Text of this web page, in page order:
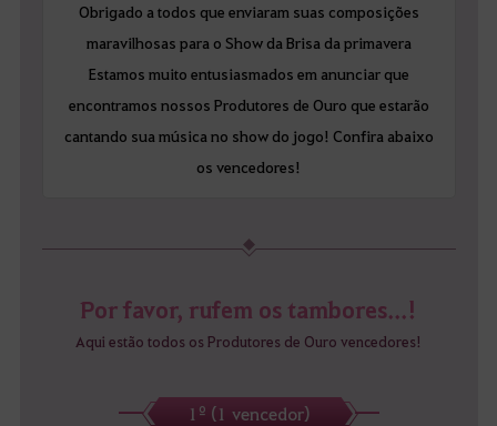
Obrigado a todos que enviaram suas composições
maravilhosas para o Show da Brisa da primavera
Estamos muito entusiasmados em anunciar que
encontramos nossos Produtores de Ouro que estarão
cantando sua música no show do jogo! Confira abaixo
os vencedores!
Por favor, rufem os tambores...!
Aqui estão todos os Produtores de Ouro vencedores!
1º (1 vencedor)